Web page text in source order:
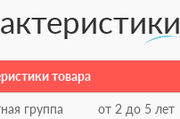
товара
группа от 2 до 5 лет